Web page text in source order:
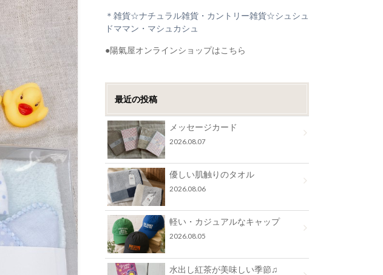
＊雑貨☆ナチュラル雑貨・カントリー雑貨☆シュシュ
ドママン・マシュカシュ
●陽氣屋オンラインショップはこちら
最近の投稿
メッセージカード
2026.08.07
優しい肌触りのタオル
2026.08.06
軽い・カジュアルなキャップ
2026.08.05
水出し紅茶が美味しい季節♫